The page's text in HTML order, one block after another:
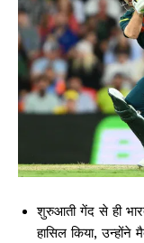
शुरुआती गेंद से ही
हासिल किया,